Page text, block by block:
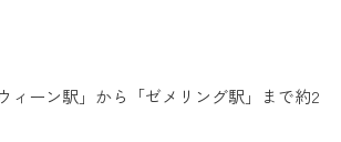
ィーン駅」から「ゼメリング駅」まで約2